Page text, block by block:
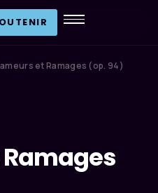
et Ramages (op. 94)